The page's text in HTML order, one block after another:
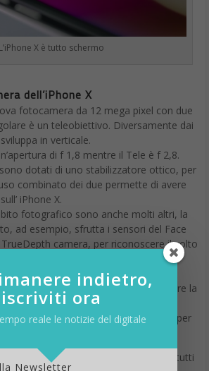
L’iPhone X è tutto schermo
dell’iPhone X
fotocamera da 12 mega pixel con due
è un teleobiettivo. Diversamente dai
in verticale.
di f 1,8 mentre il Tele è f 2,8.
dotati di uno stabilizzatore ottico, per
combinato dei due permette di avere
iPhone X.
fotografico sono anche molti altri, la
ad esempio, sfrutta i sensori del Face
camera, per riconoscere il volto
come in un vero studio fotografico,
l’intelligenza artificiale e si può gestire la
maniera inedita per il telefonino.
nuovo ed è dotato di 4 led, per
più naturale.
vanta un sensore da 7 Megapixel e tutti
indietro,
iscriviti ora
reale le notizie del digitale
Newsletter